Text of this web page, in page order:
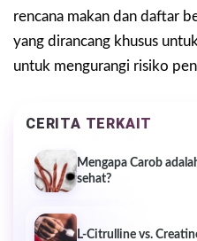
rencana makan dan daftar
yang dirancang khusus
untuk mengurangi risiko
CERITA TERKAIT
Mengapa Carob
sehat?
L-Citrulline vs.